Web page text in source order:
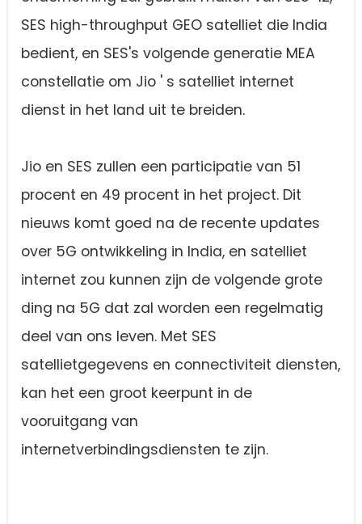
SES high-throughput GEO satelliet die India
bedient, en SES's volgende generatie MEA
constellatie om Jio ' s satelliet internet
dienst in het land uit te breiden.
Jio en SES zullen een participatie van 51
procent en 49 procent in het project. Dit
nieuws komt goed na de recente updates
over 5G ontwikkeling in India, en satelliet
internet zou kunnen zijn de volgende grote
ding na 5G dat zal worden een regelmatig
deel van ons leven. Met SES
satellietgegevens en connectiviteit diensten,
kan het een groot keerpunt in de
vooruitgang van
internetverbindingsdiensten te zijn.